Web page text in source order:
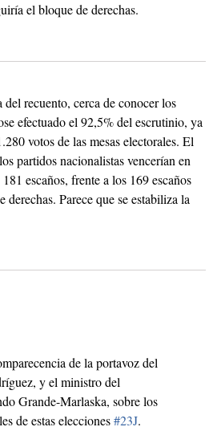
el bloque de derechas.
recuento, cerca de conocer los
efectuado el 92,5% del escrutinio, ya
votos de las mesas electorales. El
partidos nacionalistas vencerían en
escaños, frente a los 169 escaños
Parece que se estabiliza la
de la portavoz del
y el ministro del
Grande-Marlaska, sobre los
de estas elecciones#23J.